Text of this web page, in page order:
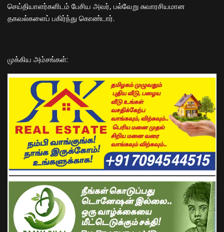
செய்தியாளர்களிடம் பேசிய அவர், பல்வேறு சுவாரசியமான
தகவல்களைப் பகிர்ந்து கொண்டார்.
​முக்கிய அம்சங்கள்: